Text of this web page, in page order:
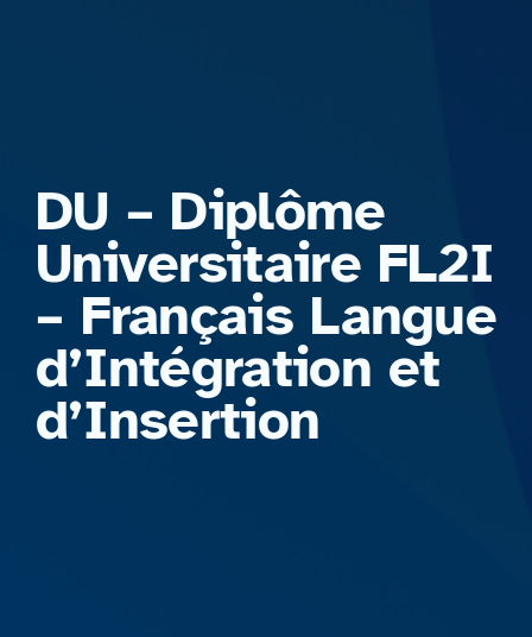
DU – Diplôme
Universitaire FL2I
– Français Langue
d’Intégration et
d’Insertion